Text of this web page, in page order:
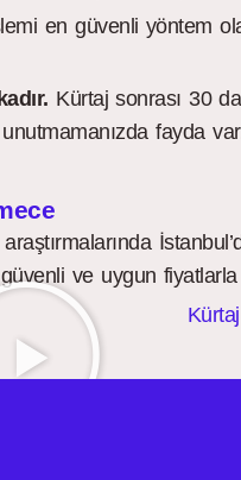
en güvenli yöntem
Kürtaj sonrası 30
fayda
güvenli ve uygun